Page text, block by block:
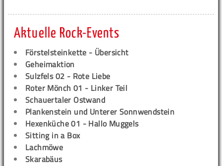
Aktuelle Rock-Events
Förstelsteinkette - Übersicht
Geheimaktion
Sulzfels 02 - Rote Liebe
Roter Mönch 01 - Linker Teil
Schauertaler Ostwand
Plankenstein und Unterer Sonnwendstein
Hexenküche 01 - Hallo Muggels
Sitting in a Box
Lachmöwe
Skarabäus